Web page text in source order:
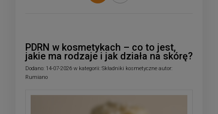
PDRN w kosmetykach – co to jest,
jakie ma rodzaje i jak działa na skórę?
Dodano: 14-07-2026 w kategorii: Składniki kosmetyczne autor:
Rumiano